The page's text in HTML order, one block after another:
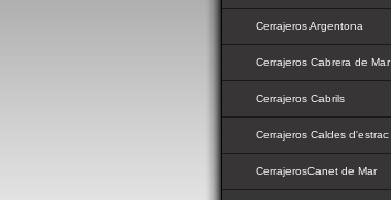
Cerrajeros Argentona
Cerrajeros Cabrera de Mar
Cerrajeros Cabrils
Cerrajeros Caldes d'estrac
CerrajerosCanet de Mar